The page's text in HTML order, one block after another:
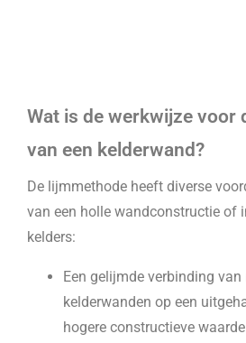
Wat is de werkwijze voor
van een kelderwand?
De lijmmethode heeft diverse
van een holle wandconstructie of
kelders:
Een gelijmde verbinding
kelderwanden op een
hogere constructieve